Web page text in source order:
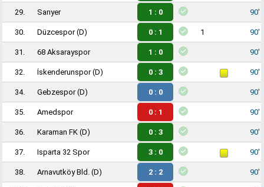
29. Sarıyer 1 : 0 90'
30. Düzcespor(D) 0 : 1 1 90'
31. 68 Aksarayspor 1 : 0 90'
32. İskenderunspor(D) 0 : 3 90'
34. Gebzespor(D) 0 : 0 90'
35. Amedspor 0 : 1 90'
36. Karaman FK (D) 0 : 3 90'
37. Isparta 32 Spor 3 : 0 90'
38. Arnavutköy Bld. (D) 2 : 2 90'